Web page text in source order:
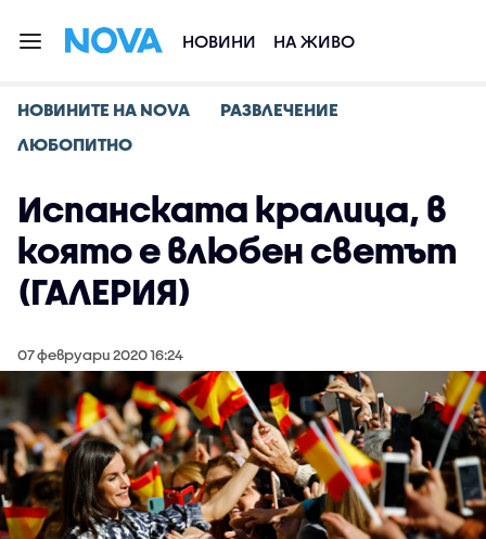
НОВИНИ НА ЖИВО
НОВИНИТЕ НА NOVA
РАЗВЛЕЧЕНИЕ
ЛЮБОПИТНО
Испанската кралица, в
която е влюбен светът
(ГАЛЕРИЯ)
07 февруари 2020 16:24